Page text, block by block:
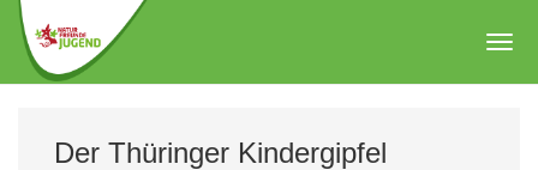
Zum
Hauptinhalt
springen
Der Thüringer Kindergipfel